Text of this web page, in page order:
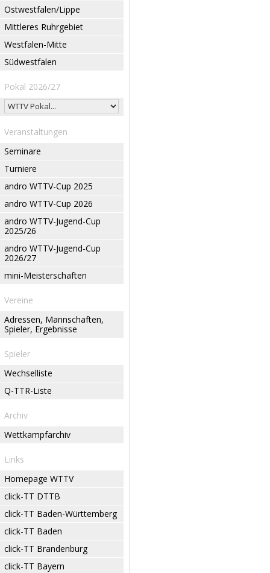
Ostwestfalen/Lippe
Mittleres Ruhrgebiet
Westfalen-Mitte
Südwestfalen
Pokal 2026/27
Veranstaltungen
Seminare
Turniere
andro WTTV-Cup 2025
andro WTTV-Cup 2026
andro WTTV-Jugend-Cup
2025/26
andro WTTV-Jugend-Cup
2026/27
mini-Meisterschaften
Vereine
Adressen, Mannschaften,
Spieler, Ergebnisse
Spieler
Wechselliste
Q-TTR-Liste
Archiv
Wettkampfarchiv
Links
Homepage WTTV
click-TT DTTB
click-TT Baden-Württemberg
click-TT Baden
click-TT Brandenburg
click-TT Bayern